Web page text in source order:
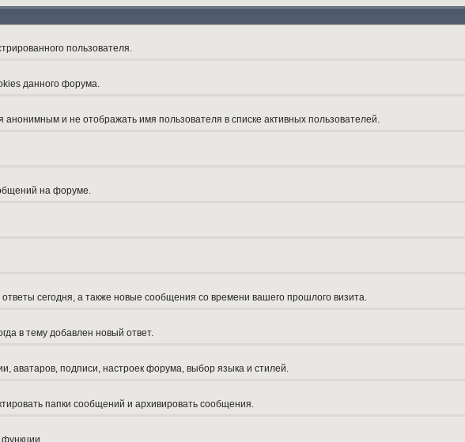
пользователя.
данного форума.
анонимным и не отображать имя пользователя в списке активных пользователей.
на форуме.
сегодня, а также новые сообщения со времени вашего прошлого визита.
в тему добавлен новый ответ.
аватаров, подписи, настроек форума, выбор языка и стилей.
папки сообщений и архивировать сообщения.